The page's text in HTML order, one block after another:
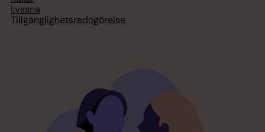
Lyssna
Tillgänglighetsredogörelse